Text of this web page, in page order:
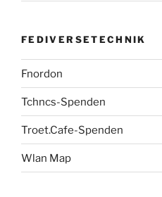
FEDIVERSETECHNIK
Fnordon
Tchncs-Spenden
Troet.Cafe-Spenden
Wlan Map